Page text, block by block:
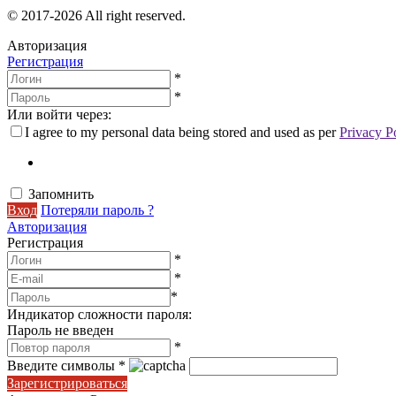
© 2017-2026 All right reserved.
Авторизация
Регистрация
*
*
Или войти через:
I agree to my personal data being stored and used as perPrivacy
Запомнить
Вход Потеряли пароль ?
Авторизация
Регистрация
*
*
*
Индикатор сложности пароля:
Пароль не введен
*
Введите символы *
Зарегистрироваться